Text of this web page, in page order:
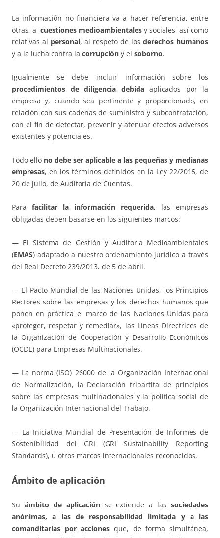
La información no financiera va a hacer referencia, entre
otras, a cuestiones medioambientales y sociales, así como
relativas al personal, al respeto de los derechos humanos
y a la lucha contra la corrupción y el soborno.
Igualmente se debe incluir información sobre los
procedimientos de diligencia debidaaplicados por la
empresa y, cuando sea pertinente y proporcionado, en
relación con sus cadenas de suministro y subcontratación,
con el fin de detectar, prevenir y atenuar efectos adversos
existentes y potenciales.
Todo ello no debe ser aplicable a las pequeñas y medianas
empresas, en los términos definidos en la Ley 22/2015, de
20 de julio, de Auditoría de Cuentas.
Para facilitar la información requerida, las empresas
obligadas deben basarse en los siguientes marcos:
— El Sistema de Gestión y Auditoría Medioambientales
(EMAS) adaptado a nuestro ordenamiento jurídico a través
del Real Decreto 239/2013, de 5 de abril.
— El Pacto Mundial de las Naciones Unidas, los Principios
Rectores sobre las empresas y los derechos humanos que
ponen en práctica el marco de las Naciones Unidas para
«proteger, respetar y remediar», las Líneas Directrices de
la Organización de Cooperación y Desarrollo Económicos
(OCDE) para Empresas Multinacionales.
— La norma (ISO) 26000 de la Organización Internacional
de Normalización, la Declaración tripartita de principios
sobre las empresas multinacionales y la política social de
la Organización Internacional del Trabajo.
— La Iniciativa Mundial de Presentación de Informes de
Sostenibilidad del GRI (GRI Sustainability Reporting
Standards), u otros marcos internacionales reconocidos.
Ámbito de aplicación
Su ámbito de aplicaciónse extiende a las sociedades
anónimas, a las de responsabilidad limitada y a las
comanditarias por acciones que, de forma simultánea,